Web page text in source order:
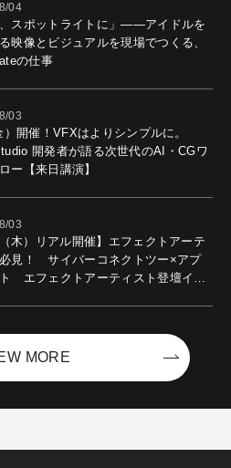
04
、スポットライトに」――アイドルを
映像とビジュアルを現場でつくる、
の仕事
03
開催！VFXはよりシンプルに。
開発者が語る次世代のAI・CGワ
ー【来日講演】
03
（木）リアル開催】エフェクトアーテ
必見！ サイバーコネクトツー×アプ
エフェクトアーティスト登壇イベ
MORE